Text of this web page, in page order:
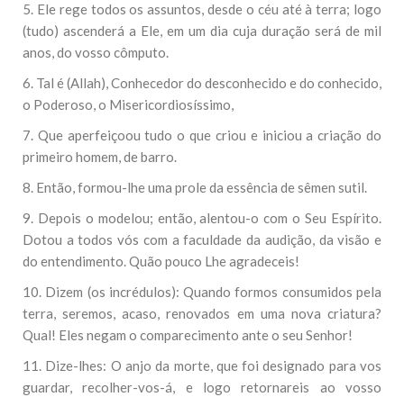
5. Ele rege todos os assuntos, desde o céu até à terra; logo
(tudo) ascenderá a Ele, em um dia cuja duração será de mil
anos, do vosso cômputo.
6. Tal é (Allah), Conhecedor do desconhecido e do conhecido,
o Poderoso, o Misericordiosíssimo,
7. Que aperfeiçoou tudo o que criou e iniciou a criação do
primeiro homem, de barro.
8. Então, formou-lhe uma prole da essência de sêmen sutil.
9. Depois o modelou; então, alentou-o com o Seu Espírito.
Dotou a todos vós com a faculdade da audição, da visão e
do entendimento. Quão pouco Lhe agradeceis!
10. Dizem (os incrédulos): Quando formos consumidos pela
terra, seremos, acaso, renovados em uma nova criatura?
Qual! Eles negam o comparecimento ante o seu Senhor!
11. Dize-lhes: O anjo da morte, que foi designado para vos
guardar, recolher-vos-á, e logo retornareis ao vosso